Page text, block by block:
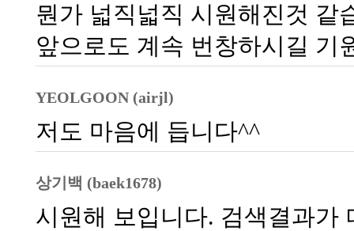
뭔가 넓직넓직 시원해진것 같
앞으로도 계속 번창하시길 기
YEOLGOON (airjl)
저도 마음에 듭니다^^
상기백 (baek1678)
시원해 보입니다. 검색결과가